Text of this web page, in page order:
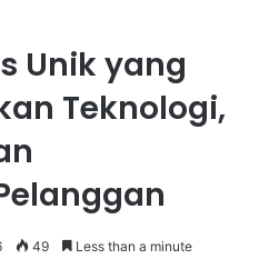
Unik yang
Teknologi,
49 Less than a minute